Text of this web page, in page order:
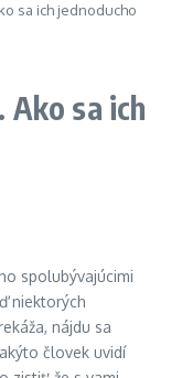
sa ich jednoducho
Ako sa ich
spolubývajúcimi
niektorých
nájdu sa
človek uvidí